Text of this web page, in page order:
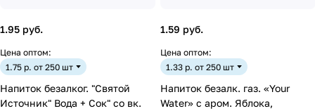
1.95 руб.
Цена оптом:
1.75 р. от 250 шт
Напиток безалког. "Святой
Источник" Вода + Сок" со вк.
1.59 руб.
Цена оптом:
1.33 р. от 250 шт
Напиток безалк. газ. «Your
Water» с аром. Яблока,